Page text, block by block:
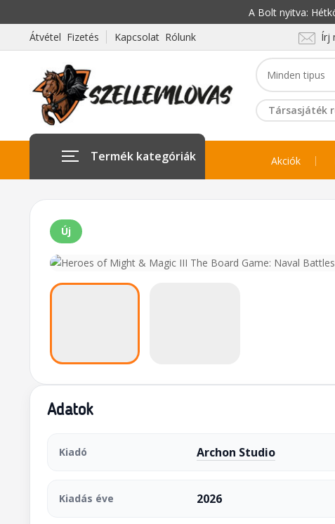
A Bolt nyitva:
Átvétel Fizetés
Kapcsolat Rólunk Írj
Társasjáték
Termék kategóriák Akciók
Új
Adatok
Kiadó Archon Studio
Kiadás éve 2026